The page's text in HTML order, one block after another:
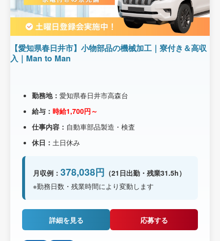
【愛知県春日井市】小物部品の機械加工｜寮付き＆高収
入｜Man to Man
勤務地： 愛知県春日井市高森台
給与： 時給1,700円～
仕事内容： 自動車部品製造・検査
休日： 土日休み
月収例： 378,038円 （21日出勤・残業31.5h）
※勤務日数・残業時間により変動します
詳細を見る 応募する